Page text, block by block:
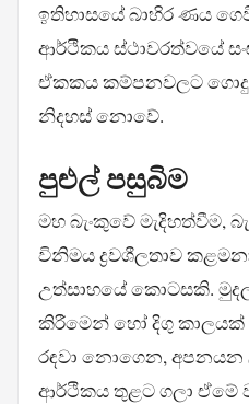
ඉතිහාසයේ බාහිර ණය
ආර්ථිකය ස්ථාවරත්වයේ
ඒකකය කම්පනවලට
නිදහස් නොවේ.
පුළුල් පසුබිම
මහ බැංකුවේ මැදිහත්වීම,
විනිමය ද්‍රවශීලතාව
උත්සාහයේ කොටසකි. මුදල්
කිරීමෙන් හෝ දිගු
රඳවා නොගෙන, අපනයන
ආර්ථිකය තුළට ගලා ඒමේ